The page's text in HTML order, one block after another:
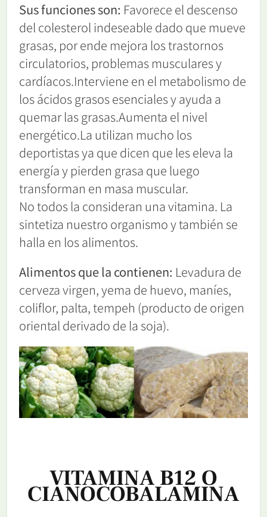
Sus funciones son: Favorece el descenso
del colesterol indeseable dado que mueve
grasas, por ende mejora los trastornos
circulatorios, problemas musculares y
cardíacos.Interviene en el metabolismo de
los ácidos grasos esenciales y ayuda a
quemar las grasas.Aumenta el nivel
energético.La utilizan mucho los
deportistas ya que dicen que les eleva la
energía y pierden grasa que luego
transforman en masa muscular.
No todos la consideran una vitamina. La
sintetiza nuestro organismo y también se
halla en los alimentos.
Alimentos que la contienen: Levadura de
cerveza virgen, yema de huevo, maníes,
coliflor, palta, tempeh (producto de origen
oriental derivado de la soja).
VITAMINA B12 O
CIANOCOBALAMINA